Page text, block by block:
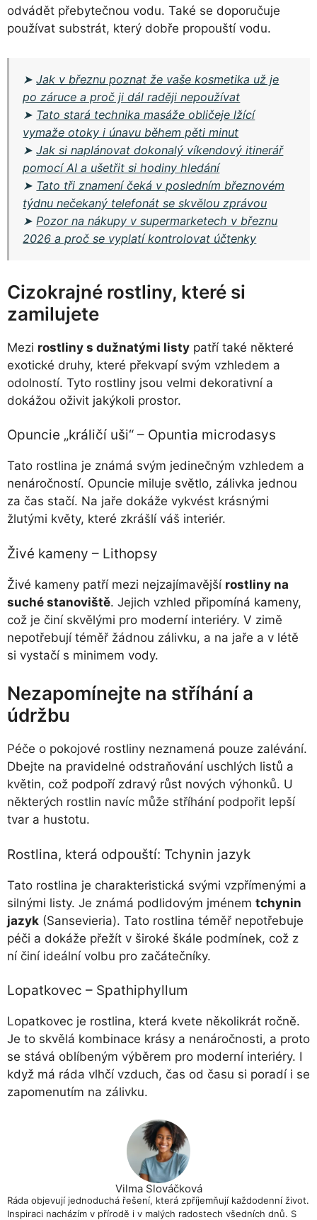
odvádět přebytečnou vodu. Také se doporučuje
používat substrát, který dobře propouští vodu.
➤Jak v březnu poznat že vaše kosmetika už je
po záruce a proč ji dál raději nepoužívat
➤ Tato stará technika masáže obličeje lžící
vymaže otoky i únavu během pěti minut
➤Jak si naplánovat dokonalý víkendový itinerář
pomocí AI a ušetřit si hodiny hledání
➤ Tato tři znamení čeká v posledním březnovém
týdnu nečekaný telefonát se skvělou zprávou
➤ Pozor na nákupy v supermarketech v březnu
2026 a proč se vyplatí kontrolovat účtenky
Cizokrajné rostliny, které si
zamilujete
Mezi rostliny s dužnatými listy patří také některé
exotické druhy, které překvapí svým vzhledem a
odolností. Tyto rostliny jsou velmi dekorativní a
dokážou oživit jakýkoli prostor.
Opuncie „králičí uši“ – Opuntia microdasys
Tato rostlina je známá svým jedinečným vzhledem a
nenáročností. Opuncie miluje světlo, zálivka jednou
za čas stačí. Na jaře dokáže vykvést krásnými
žlutými květy, které zkrášlí váš interiér.
Živé kameny – Lithopsy
Živé kameny patří mezi nejzajímavější rostliny na
suché stanoviště. Jejich vzhled připomíná kameny,
což je činí skvělými pro moderní interiéry. V zimě
nepotřebují téměř žádnou zálivku, a na jaře a v létě
si vystačí s minimem vody.
Nezapomínejte na stříhání a
údržbu
Péče o pokojové rostliny neznamená pouze zalévání.
Dbejte na pravidelné odstraňování uschlých listů a
květin, což podpoří zdravý růst nových výhonků. U
některých rostlin navíc může stříhání podpořit lepší
tvar a hustotu.
Rostlina, která odpouští: Tchynin jazyk
Tato rostlina je charakteristická svými vzpřímenými a
silnými listy. Je známá podlidovým jménem tchynin
jazyk (Sansevieria). Tato rostlina téměř nepotřebuje
péči a dokáže přežít v široké škále podmínek, což z
ní činí ideální volbu pro začátečníky.
Lopatkovec – Spathiphyllum
Lopatkovec je rostlina, která kvete několikrát ročně.
Je to skvělá kombinace krásy a nenáročnosti, a proto
se stává oblíbeným výběrem pro moderní interiéry. I
když má ráda vlhčí vzduch, čas od času si poradí i se
zapomenutím na zálivku.
Vilma Slováčková
Ráda objevují jednoduchá řešení, která zpříjemňují každodenní život.
Inspiraci nacházím v přírodě i v malých radostech všedních dnů. S